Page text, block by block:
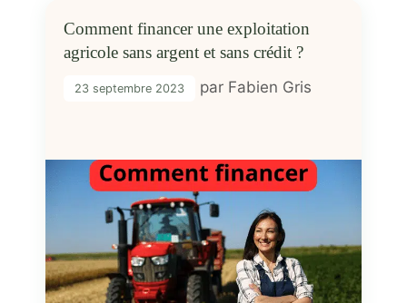
Comment financer une exploitation
agricole sans argent et sans crédit ?
23 septembre 2023 par Fabien Gris